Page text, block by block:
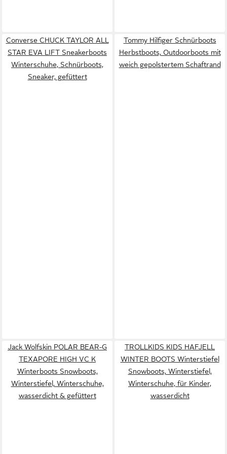
Converse CHUCK TAYLOR ALL
STAR EVA LIFT Sneakerboots
Winterschuhe, Schnürboots,
Sneaker, gefüttert
Tommy Hilfiger Schnürboots
Herbstboots, Outdoorboots mit
weich gepolstertem Schaftrand
Jack Wolfskin POLAR BEAR-G
TEXAPORE HIGH VC K
Winterboots Snowboots,
Winterstiefel, Winterschuhe,
wasserdicht & gefüttert
TROLLKIDS KIDS HAFJELL
WINTER BOOTS Winterstiefel
Snowboots, Winterstiefel,
Winterschuhe, für Kinder,
wasserdicht